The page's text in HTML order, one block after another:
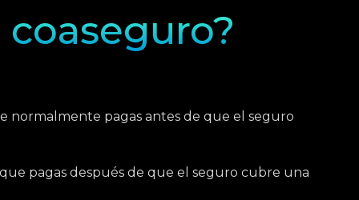
normalmente pagas antes de que el seguro
pagas después de que el seguro cubre una